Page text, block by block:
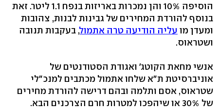
הוסיפה 10% והן נמכרות באריזות בנפח 1.1 ליטר. זאת
בנוסף להורדת המחירים של גבינות לבנות, צהובות
ומעדן מו עליה הודיעה טרה אתמול, בעקבות תנובה
ושטראוס.
אנשי מחאת הקוטג' ואגודת הסטודנטים של
אוניברסיטת ת"א שלחו אתמול מכתבים למנכ"לי
שטראוס, אסם ותלמה ובהם דרישה להורדת מחירים
של 30% או שיהפכו למטרות חרם הצרכנים הבא.